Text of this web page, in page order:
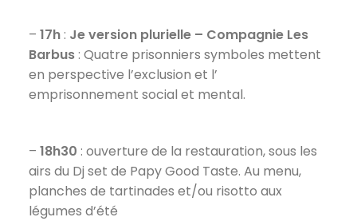
– 17h : Je version plurielle – Compagnie Les
Barbus : Quatre prisonniers symboles mettent
en perspective l’exclusion et l’
emprisonnement social et mental.
– 18h30 : ouverture de la restauration, sous les
airs du Dj set de Papy Good Taste. Au menu,
planches de tartinades et/ou risotto aux
légumes d’été